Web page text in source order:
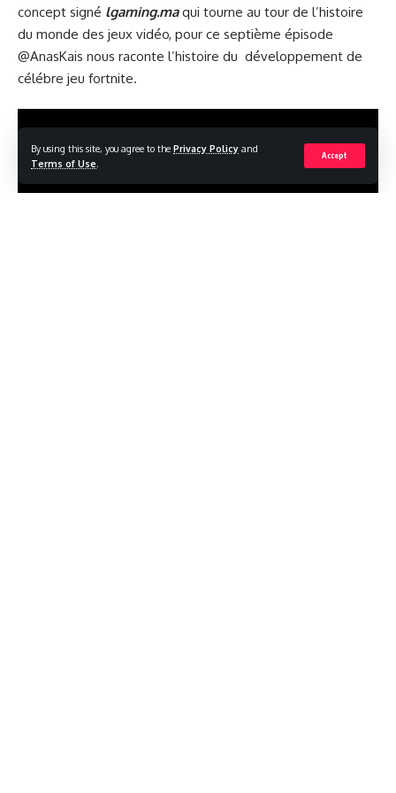
By using this site, you agree to the Privacy Policy and
Terms of Use
Accept
concept signé lgaming.maqui tourne au tour de l’histoire
du monde des jeux vidéo, pour ce septième épisode
@AnasKais nous raconte l’histoire du développement de
célébre jeu fortnite.